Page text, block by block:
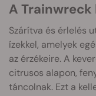
A Trainwreck
Szárítva és érlelés
ízekkel, amelyek
az érzékeire. A
citrusos alapon,
táncolnak. Ezt a